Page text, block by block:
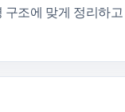
구조에 맞게 정리하